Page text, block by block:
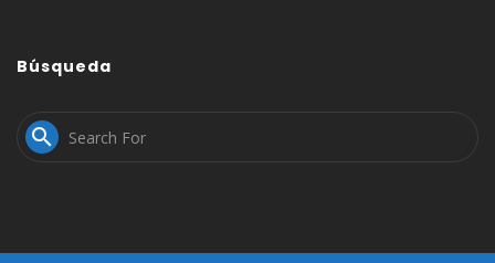
Búsqueda
